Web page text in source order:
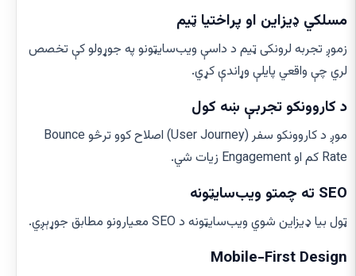
مسلکي ډیزاین او پراختیا ټیم
زموږ تجربه لرونکی ټیم د داسې ویب‌سایټونو په جوړولو کې تخصص
لري چې واقعي پایلې وړاندې کړي.
د کاروونکو تجربې ښه کول
موږ د کاروونکو سفر (User Journey) اصلاح کوو ترڅو Bounce
Rate کم او Engagement زیات شي.
SEO ته چمتو ویب‌سایټونه
ټول بیا ډیزاین شوي ویب‌سایټونه د SEO معیارونو مطابق جوړېږي.
Mobile-First Design